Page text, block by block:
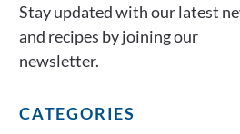
Stay updated with our latest
and recipes by joining our
newsletter.
CATEGORIES